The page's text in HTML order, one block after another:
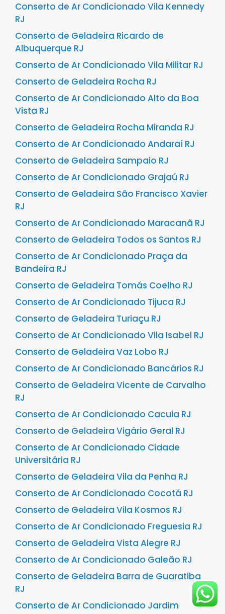
Conserto de Ar Condicionado Vila Kennedy
RJ
Conserto de Geladeira Ricardo de
Albuquerque RJ
Conserto de Ar Condicionado Vila Militar RJ
Conserto de Geladeira Rocha RJ
Conserto de Ar Condicionado Alto da Boa
Vista RJ
Conserto de Geladeira Rocha Miranda RJ
Conserto de Ar Condicionado Andaraí RJ
Conserto de Geladeira Sampaio RJ
Conserto de Ar Condicionado Grajaú RJ
Conserto de Geladeira São Francisco Xavier
RJ
Conserto de Ar Condicionado Maracanã RJ
Conserto de Geladeira Todos os Santos RJ
Conserto de Ar Condicionado Praça da
Bandeira RJ
Conserto de Geladeira Tomás Coelho RJ
Conserto de Ar Condicionado Tijuca RJ
Conserto de Geladeira Turiaçu RJ
Conserto de Ar Condicionado Vila Isabel RJ
Conserto de Geladeira Vaz Lobo RJ
Conserto de Ar Condicionado Bancários RJ
Conserto de Geladeira Vicente de Carvalho
RJ
Conserto de Ar Condicionado Cacuia RJ
Conserto de Geladeira Vigário Geral RJ
Conserto de Ar Condicionado Cidade
Universitária RJ
Conserto de Geladeira Vila da Penha RJ
Conserto de Ar Condicionado Cocotá RJ
Conserto de Geladeira Vila Kosmos RJ
Conserto de Ar Condicionado Freguesia RJ
Conserto de Geladeira Vista Alegre RJ
Conserto de Ar Condicionado Galeão RJ
Conserto de Geladeira Barra de Guaratiba
RJ
Conserto de Ar Condicionado Jardim